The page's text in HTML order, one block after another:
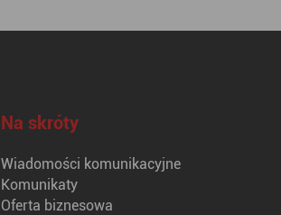
Na skróty
Wiadomości komunikacyjne
Komunikaty
Oferta biznesowa